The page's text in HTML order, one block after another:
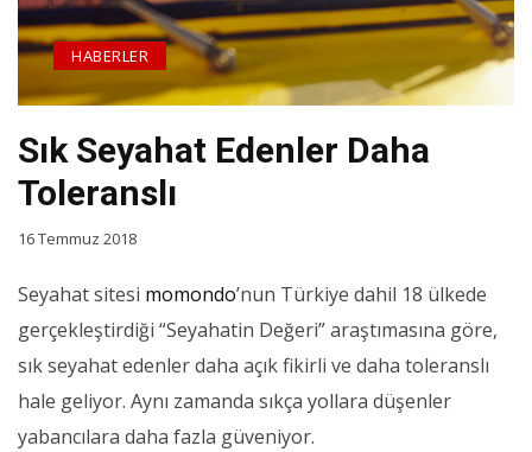
Sık Seyahat Edenler Daha
Toleranslı
HABERLER
16 Temmuz 2018
Seyahat sitesi momondo’nun Türkiye dahil 18 ülkede
gerçekleştirdiği “Seyahatin Değeri” araştımasına göre,
sık seyahat edenler daha açık fikirli ve daha toleranslı
hale geliyor. Aynı zamanda sıkça yollara düşenler
yabancılara daha fazla güveniyor.